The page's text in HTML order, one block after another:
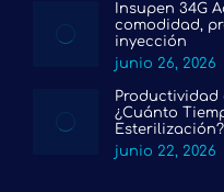
Insupen 34G
comodidad,
inyección
junio 26, 2026
¿Cuánto
Esterilización?
junio 22, 2026